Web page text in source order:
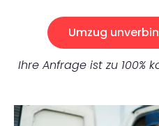
Umzug
Ihre Anfrage ist zu 100%